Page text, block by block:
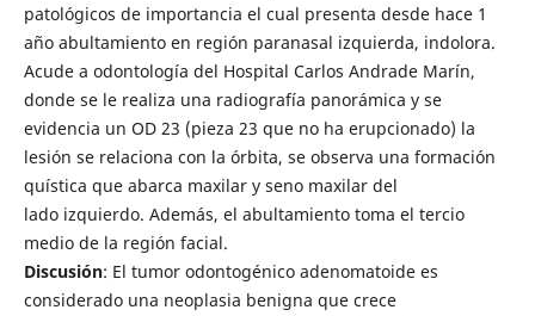
patológicos de importancia el cual presenta desde hace 1
año abultamiento en región paranasal izquierda, indolora.
Acude a odontología del Hospital Carlos Andrade Marín,
donde se le realiza una radiografía panorámica y se
evidencia un OD 23 (pieza 23 que no ha erupcionado) la
lesión se relaciona con la órbita, se observa una formación
quística que abarca maxilar y seno maxilar del
lado izquierdo. Además, el abultamiento toma el tercio
medio de la región facial.
Discusión: El tumor odontogénico adenomatoide es
considerado una neoplasia benigna que crece